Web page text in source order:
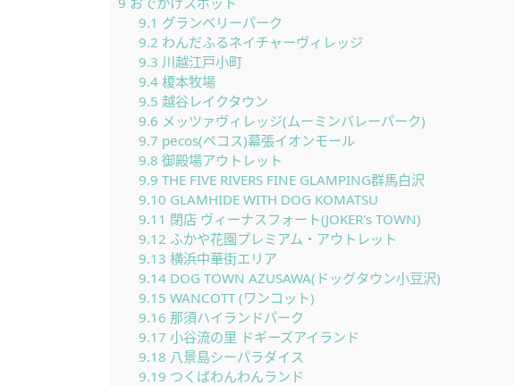
9.1 グランベリーパーク
9.2 わんだふるネイチャーヴィレッジ
9.3 川越江戸小町
9.4榎本牧場
9.5 越谷レイクタウン
9.6 メッツァヴィレッジ(ムーミンバレーパーク)
9.7 pecos(ペコス)幕張イオンモール
9.8 御殿場アウトレット
9.9 THE FIVE RIVERS FINE GLAMPING群馬白沢
9.10 GLAMHIDE WITH DOG KOMATSU
9.11 閉店 ヴィーナスフォート(JOKER's TOWN)
9.12 ふかや花園プレミアム・アウトレット
9.13 横浜中華街エリア
9.14DOG TOWN AZUSAWA(ドッグタウン小豆沢)
9.15 WANCOTT (ワンコット)
9.16 那須ハイランドパーク
9.17 小谷流の里 ドギーズアイランド
9.18 八景島シーパラダイス
9.19 つくばわんわんランド